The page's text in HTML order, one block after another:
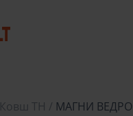
Ковш ТН МАГНИ ВЕДРО